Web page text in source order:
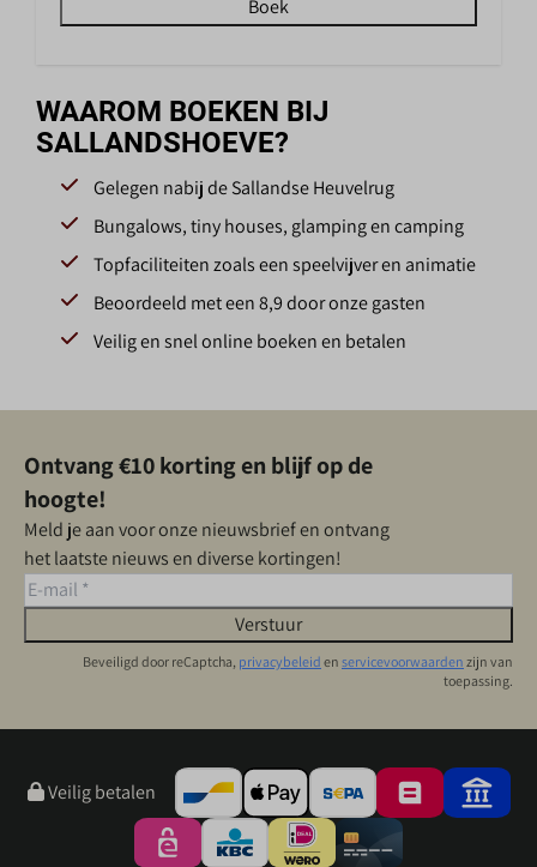
Boek
WAAROM BOEKEN BIJ
SALLANDSHOEVE?
Gelegen nabij de Sallandse Heuvelrug
Bungalows, tiny houses, glamping en camping
Topfaciliteiten zoals een speelvijver en animatie
Beoordeeld met een 8,9 door onze gasten
Veilig en snel online boeken en betalen
Ontvang €10 korting en blijf op de
hoogte!
Meld je aan voor onze nieuwsbrief en ontvang
het laatste nieuws en diverse kortingen!
Verstuur
Beveiligd door reCaptcha, privacybeleid en servicevoorwaarden zijn van
toepassing.
Veilig betalen